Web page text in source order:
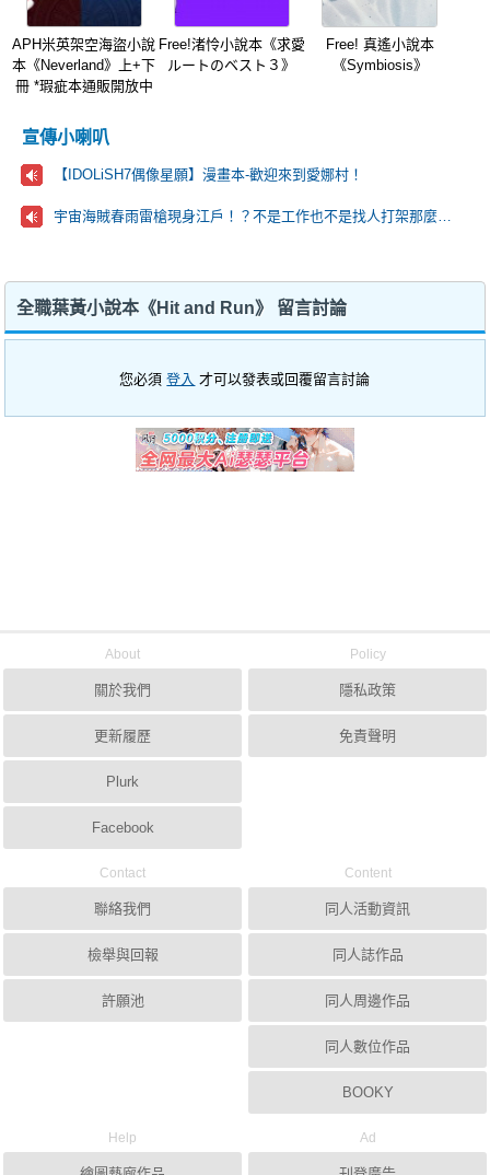
APH米英架空海盜小說
本《Neverland》上+下
冊 *瑕疵本通販開放中
Free!渚怜小說本《求愛
ルートのベスト３》
Free! 真遙小說本
《Symbiosis》
宣傳小喇叭
【IDOLiSH7偶像星願】漫畫本-歡迎來到愛娜村！
全職葉黃小說本《Hit and Run》 留言討論
您必須登入 才可以發表或回覆留言討論
About
關於我們
更新履歷
Plurk
Facebook
Policy
隱私政策
免責聲明
Contact
聯絡我們
檢舉與回報
許願池
Content
同人活動資訊
同人誌作品
同人周邊作品
同人數位作品
BOOKY
Help Ad